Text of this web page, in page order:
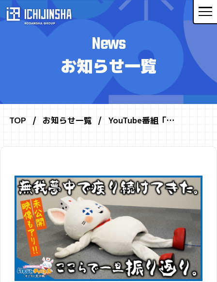
News
お知らせ一覧
TOP お知らせ一覧 YouTube番組「…